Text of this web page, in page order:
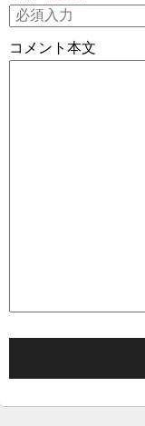
コメント本文